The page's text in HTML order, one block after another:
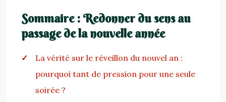
Sommaire : Redonner du sens au
passage de la nouvelle année
La vérité sur le réveillon du nouvel an :
pourquoi tant de pression pour une seule
soirée ?